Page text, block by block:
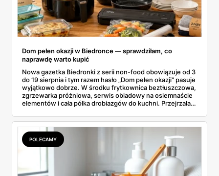
Dom pełen okazji w Biedronce — sprawdziłam, co
naprawdę warto kupić
Nowa gazetka Biedronki z serii non-food obowiązuje od 3
do 19 sierpnia i tym razem hasło „Dom pełen okazji" pasuje
wyjątkowo dobrze. W środku frytkownica beztłuszczowa,
zgrzewarka próżniowa, serwis obiadowy na osiemnaście
elementów i cała półka drobiazgów do kuchni. Przejrzałam
się przy półce z samego rana.
POLECAMY